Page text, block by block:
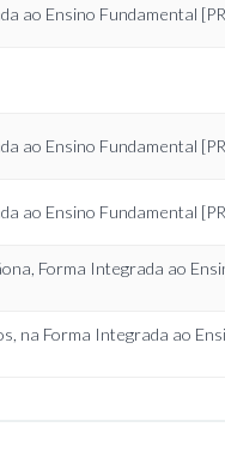
ao Ensino Fundamental
ao Ensino Fundamental
ao Ensino Fundamental
Forma Integrada ao
na Forma Integrada ao